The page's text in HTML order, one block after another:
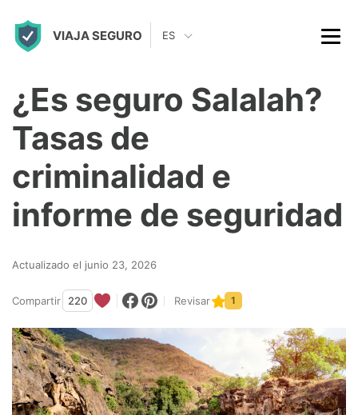
VIAJA SEGURO ES
¿Es seguro Salalah?
Tasas de
criminalidad e
informe de seguridad
Actualizado el junio 23, 2026
Compartir 220 Revisar 1